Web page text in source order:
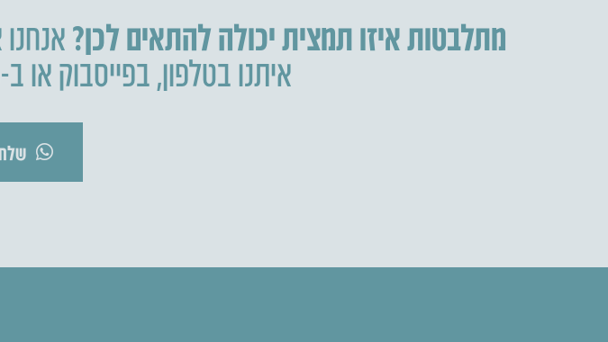
מתלבטות איזו תמצית יכולה להתאים לכן?
איתנו בטלפון,בפייסבוק או ב-WhatsApp בשעות הפעילות.